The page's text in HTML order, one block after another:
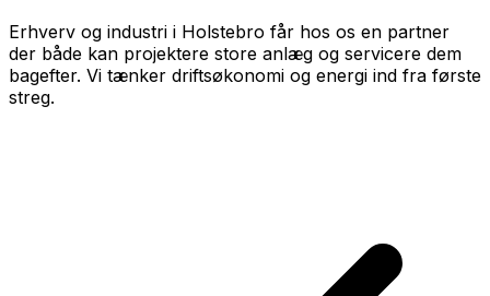
Erhverv og industri i Holstebro får hos os en partner
der både kan projektere store anlæg og servicere dem
bagefter. Vi tænker driftsøkonomi og energi ind fra første
streg.